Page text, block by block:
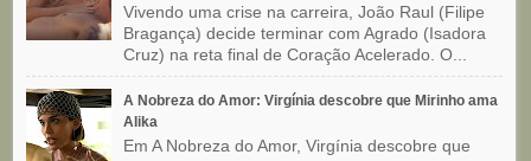
Vivendo uma crise na carreira, João Raul (Filipe
Bragança) decide terminar com Agrado (Isadora
Cruz) na reta final de Coração Acelerado. O...
A Nobreza do Amor: Virgínia descobre que Mirinho ama
Alika
Em A Nobreza do Amor, Virgínia descobre que